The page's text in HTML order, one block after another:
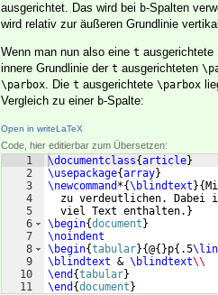
ausgerichtet. Das wird bei b-Spalten
wird relativ zur äußeren Grundlinie
Wenn man nun also eine t ausgerichtete
innere Grundlinie der t ausgerichteten
\parbox. Die t ausgerichtete \parbox
Vergleich zu einer b-Spalte:
Open in writeLaTeX
Code, hier editierbar zum Übersetzen:
1
2
3
4
5
6
7
8
9
10
11
\documentclass{article}
\usepackage{array}
\newcommand *{\blindtext }{
zu verdeutlichen. Dabei
  viel Text enthalten.
}
\begin{document }
\noindent
\begin{tabular}{@{ }p{ .5
\blindtext & \blindtext\\
\end {tabular}
\end {document }